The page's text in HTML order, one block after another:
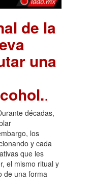
de la
una
.
décadas,
los
y cada
que les
el mismo ritual y
de una forma